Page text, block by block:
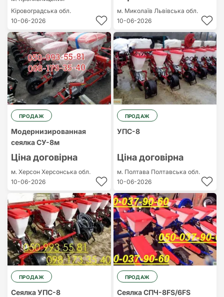
Кіровоградська обл.
10-06-2026
м. Миколаїв Львівська обл.
10-06-2026
ПРОДАЖ
Модернизированная
сеялка СУ-8м
Ціна договірна
м. Херсон Херсонська обл.
10-06-2026
ПРОДАЖ
УПС-8
Ціна договірна
м. Полтава Полтавська обл.
10-06-2026
ПРОДАЖ
Сеялка УПС-8
ПРОДАЖ
Сеялка СПЧ-8FS/6FS